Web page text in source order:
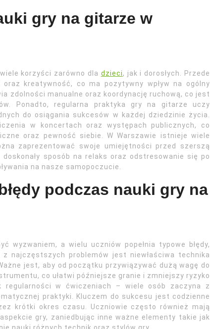
gry na gitarze w
korzyści zarówno dla dzieci, jak i dorosłych. Przede
kreatywność, co ma pozytywny wpływ na ogólny
zdolności manualne oraz koordynację ruchową, co jest
Ponadto, regularna praktyka gry na gitarze uczy
do osiągania sukcesów w każdej dziedzinie życia.
w koncertach oraz występach publicznych, co
oraz pewność siebie. W Warszawie istnieje wiele
zaprezentować swoje umiejętności przed szerszą
sposób na relaks oraz odstresowanie się po
na nasze samopoczucie.
podczas nauki gry na
wyzwaniem, a wielu uczniów popełnia typowe błędy,
najczęstszych problemów jest niewłaściwa technika
jest, aby od początku przywiązywać dużą wagę do
co ułatwi późniejsze granie i zmniejszy ryzyko
regularności w ćwiczeniach – wiele osób zaczyna z
praktyki. Kluczem do sukcesu jest codzienne
krótki okres czasu. Uczniowie często również mają
gry, zaniedbując inne ważne elementy takie jak